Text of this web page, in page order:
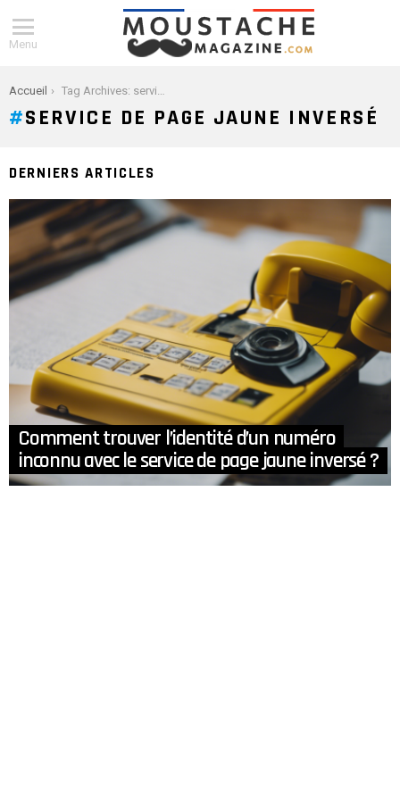
Menu
You are here:
Accueil Tag Archives: service de page jaune inversé
SERVICE DE PAGE JAUNE INVERSÉ
DERNIERS ARTICLES
Comment trouver l’identité d’un numéro
inconnu avec le service de page jaune inversé ?